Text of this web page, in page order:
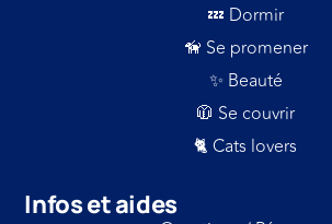
💤 Dormir
🦮 Se promener
✨ Beauté
🧥 Se couvrir
🐈 Cats lovers
Infos et aides